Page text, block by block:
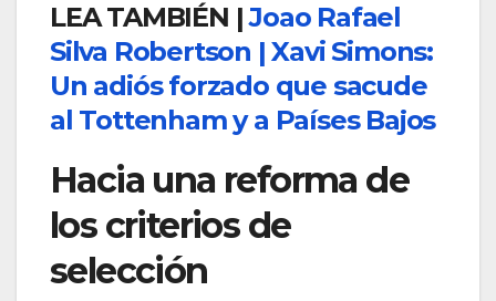
LEA TAMBIÉN |Joao Rafael
Silva Robertson | Xavi Simons:
Un adiós forzado que sacude
al Tottenham y a Países Bajos
Hacia una reforma de
los criterios de
selección